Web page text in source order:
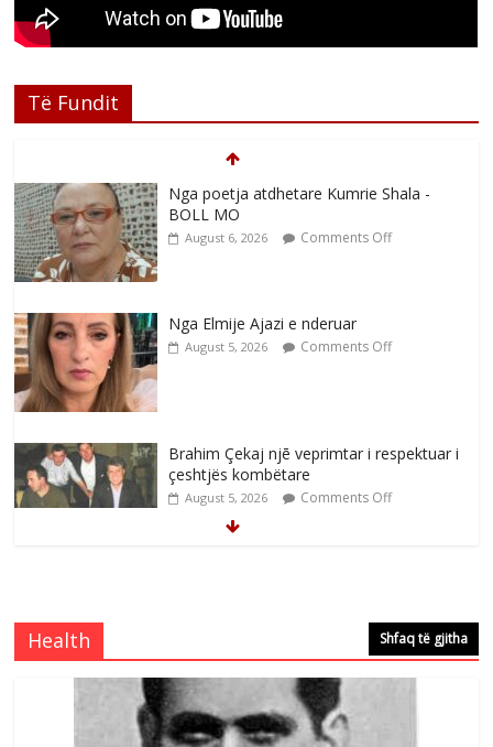
Të Fundit
Nga poetja atdhetare Kumrie Shala -
BOLL MO
August 6, 2026 Comments Off
Nga Elmije Ajazi e nderuar
August 5, 2026 Comments Off
Brahim Çekaj njē veprimtar i respektuar i
çeshtjës kombëtare
August 5, 2026 Comments Off
e invalidëve në Fushë Kosovë
Comments Off
Çlirimtari Agron Gërvalla me takime pune
në atdhe të shoqerisë Levizja
Health Shfaq të gjitha